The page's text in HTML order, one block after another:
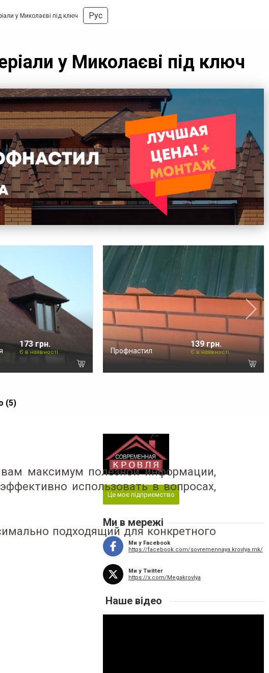
у Миколаєві під ключ Рус
у Миколаєві під ключ
173 грн.
Є в наявності Профнастил
139 грн.
Є в наявності
(5)
максимум полезной информации,
использовать в вопросах,
подходящий для конкретного
Це моє підприємство
Ми в мережі
Ми у Facebook
https://facebook.com/sovremennaya.krovlya.mk/
Ми у Twitter
https://x.com/Megakrovlya
Наше відео